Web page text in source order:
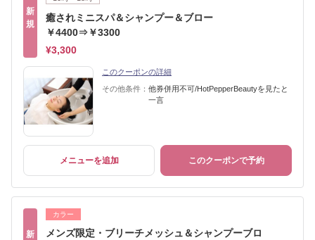
新
規
癒されミニスパ＆シャンプー＆ブロー
￥4400⇒￥3300
¥3,300
このクーポンの詳細
その他条件： 他券併用不可/HotPepperBeautyを見たと
一言
メニューを追加 このクーポンで予約
新
カラー
メンズ限定・ブリーチメッシュ＆シャンプーブロ